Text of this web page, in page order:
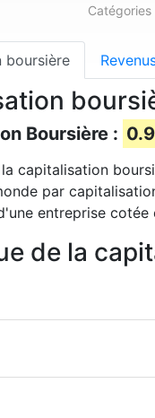
Catégories
boursière
Boursière :
capitalisation
par
entreprise
de la